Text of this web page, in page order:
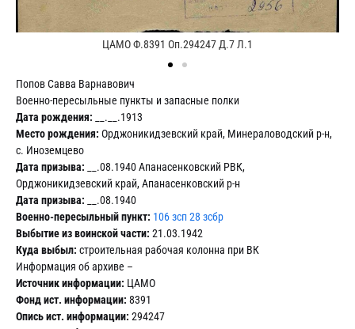
ЦАМО Ф.8391 Оп.294247 Д.7 Л.1
Попов Савва Варнавович
Военно-пересыльные пункты и запасные полки
Дата рождения: __.__.1913
Место рождения: Орджоникидзевский край, Минераловодский р-н,
с. Иноземцево
Дата призыва: __.08.1940 Апанасенковский РВК,
Орджоникидзевский край, Апанасенковский р-н
Дата призыва: __.08.1940
Военно-пересыльный пункт: 106 зсп 28 зсбр
Выбытие из воинской части: 21.03.1942
Куда выбыл: строительная рабочая колонна при ВК
Информация об архиве –
Источник информации: ЦАМО
Фонд ист. информации: 8391
Опись ист. информации: 294247